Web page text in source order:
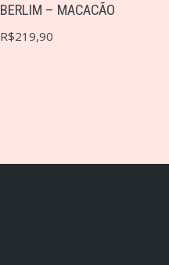
BERLIM – MACACÃO
R$219,90